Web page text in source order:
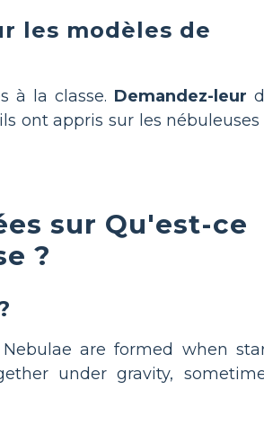
les modèles de
à la classe. Demandez-leur
ont appris sur les nébuleuses
sur Qu'est-ce
?
are formed when
under gravity,